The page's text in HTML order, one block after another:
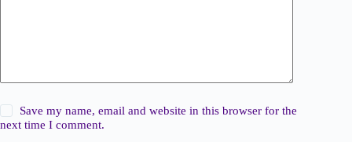
Save my name, email and website in this browser for the
next time I comment.